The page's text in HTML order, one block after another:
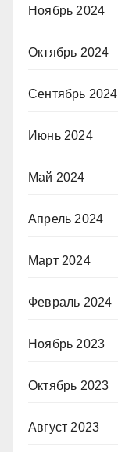
Ноябрь 2024
Октябрь 2024
Сентябрь 2024
Июнь 2024
Май 2024
Апрель 2024
Март 2024
Февраль 2024
Ноябрь 2023
Октябрь 2023
Август 2023